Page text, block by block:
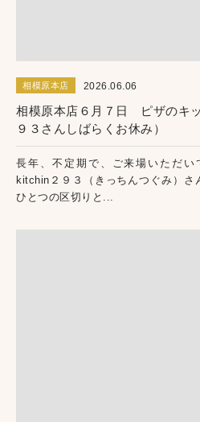
相模原本店 2026.06.06
相模原本店６月７日 ピザのキ
９３さんしばらくお休み）
長年、不定期で、ご来場いただ
kitchin２９３（きっちんつぐみ）さ
ひとつの区切りと...